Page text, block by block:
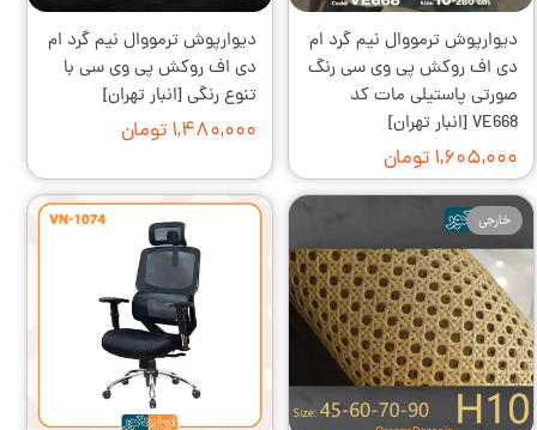
دیوارپوش ترمووال نیم گرد ام
دی اف روکش پی وی سی رنگ
صورتی پاستیلی مات کد
VE668 [انبار تهران]
۱,۶۰۵,۰۰۰ تومان
دیوارپوش ترمووال نیم گرد ام
دی اف روکش پی وی سی با
تنوع رنگی [انبار تهران]
۱,۴۸۰,۰۰۰ تومان
خارجی